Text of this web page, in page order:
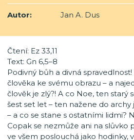
Autor: Jan A. Dus
Čtení: Ez 33,11
Text: Gn 6,5–8
Podivný bůh a divná
člověka ke svému obrazu – a
člověk je zlý?! A co Noe, ten starý
šest set let – ten nažene do
– a co se stane s ostatními lidmi?
Copak se nezmůže ani na slůvko
ve všem poslouchá jako hodinky,